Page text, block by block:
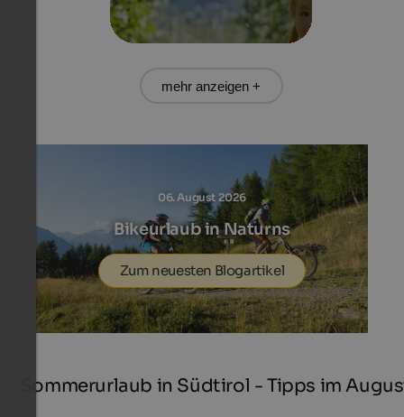
mehr anzeigen +
06. August 2026
Bikeurlaub in Naturns
Zum neuesten Blogartikel
Sommerurlaub in Südtirol - Tipps im